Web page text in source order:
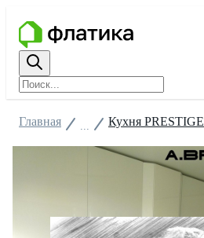
Главная Кухня PRESTIGE